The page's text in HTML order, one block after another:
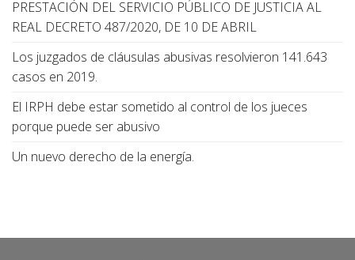
PRESTACIÓN DEL SERVICIO PÚBLICO DE JUSTICIA AL
REAL DECRETO 487/2020, DE 10 DE ABRIL
Los juzgados de cláusulas abusivas resolvieron 141.643
casos en 2019.
El IRPH debe estar sometido al control de los jueces
porque puede ser abusivo
Un nuevo derecho de la energía.